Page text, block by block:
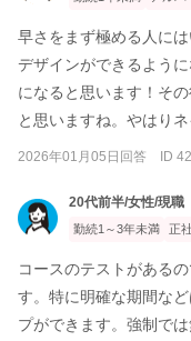
早さをまず極める人に
デザインができるよう
になると思います！そ
と思いますね。やはり
2026年01月05日回答 ID
20代前半/女性/現職
勤続1～3年未満
正
コースのテストがある
す。特に明確な期間な
プができます。強制で